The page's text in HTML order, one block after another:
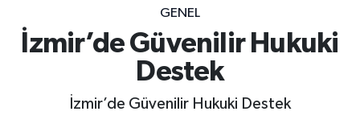
GENEL
İzmir’de Güvenilir Hukuki
Destek
İzmir’de Güvenilir Hukuki Destek